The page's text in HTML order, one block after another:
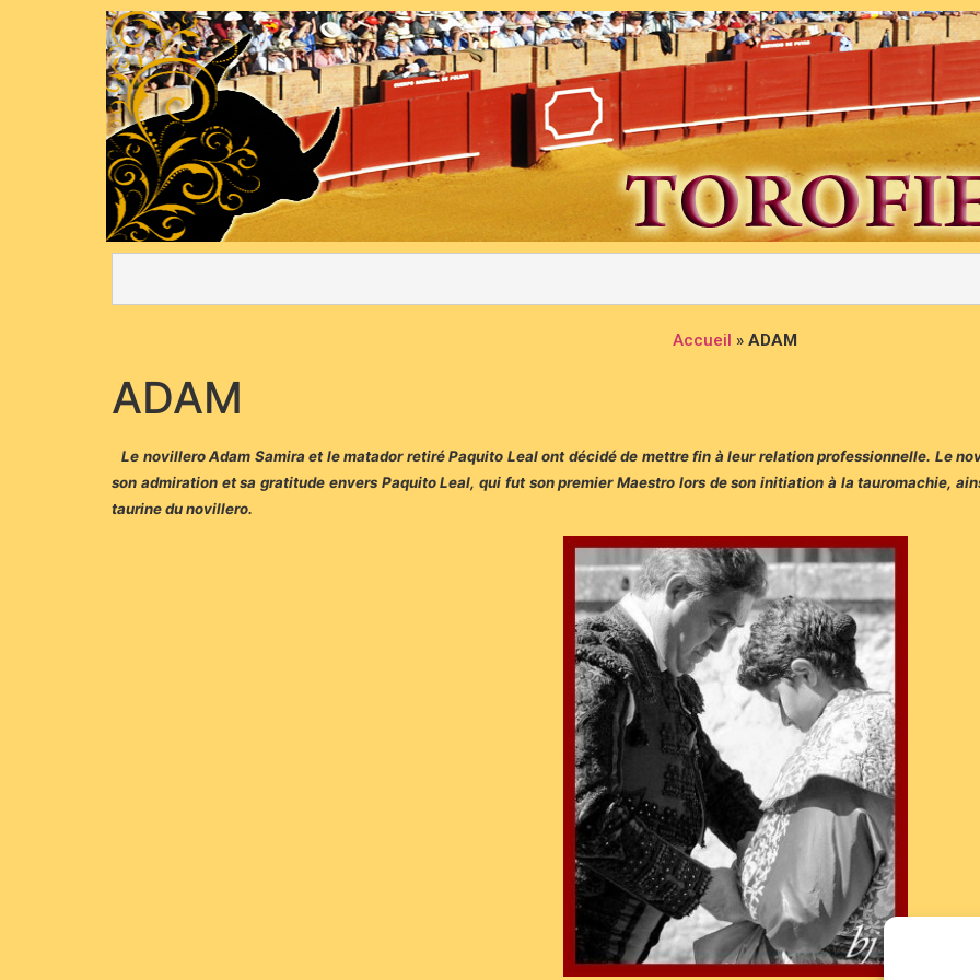
Accueil » ADAM
ADAM
Le novillero Adam Samira et le matador retiré Paquito Leal ont décidé de mettre fin à leur relation professionnelle. Le
son admiration et sa gratitude envers Paquito Leal, qui fut son premier Maestro lors de son initiation à la tauromachie,
taurine du novillero.